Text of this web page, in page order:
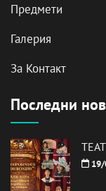
Предмети
Галерия
За Контакт
Последни